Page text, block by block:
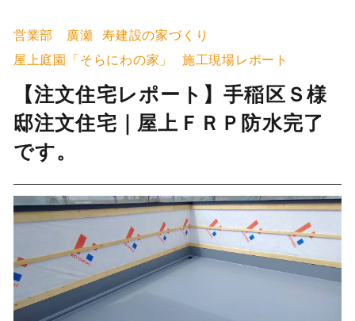
営業部 廣瀬
寿建設の家づくり
屋上庭園「そらにわの家」
施工現場レポート
【注文住宅レポート】手稲区Ｓ様
邸注文住宅｜屋上ＦＲＰ防水完了
です。